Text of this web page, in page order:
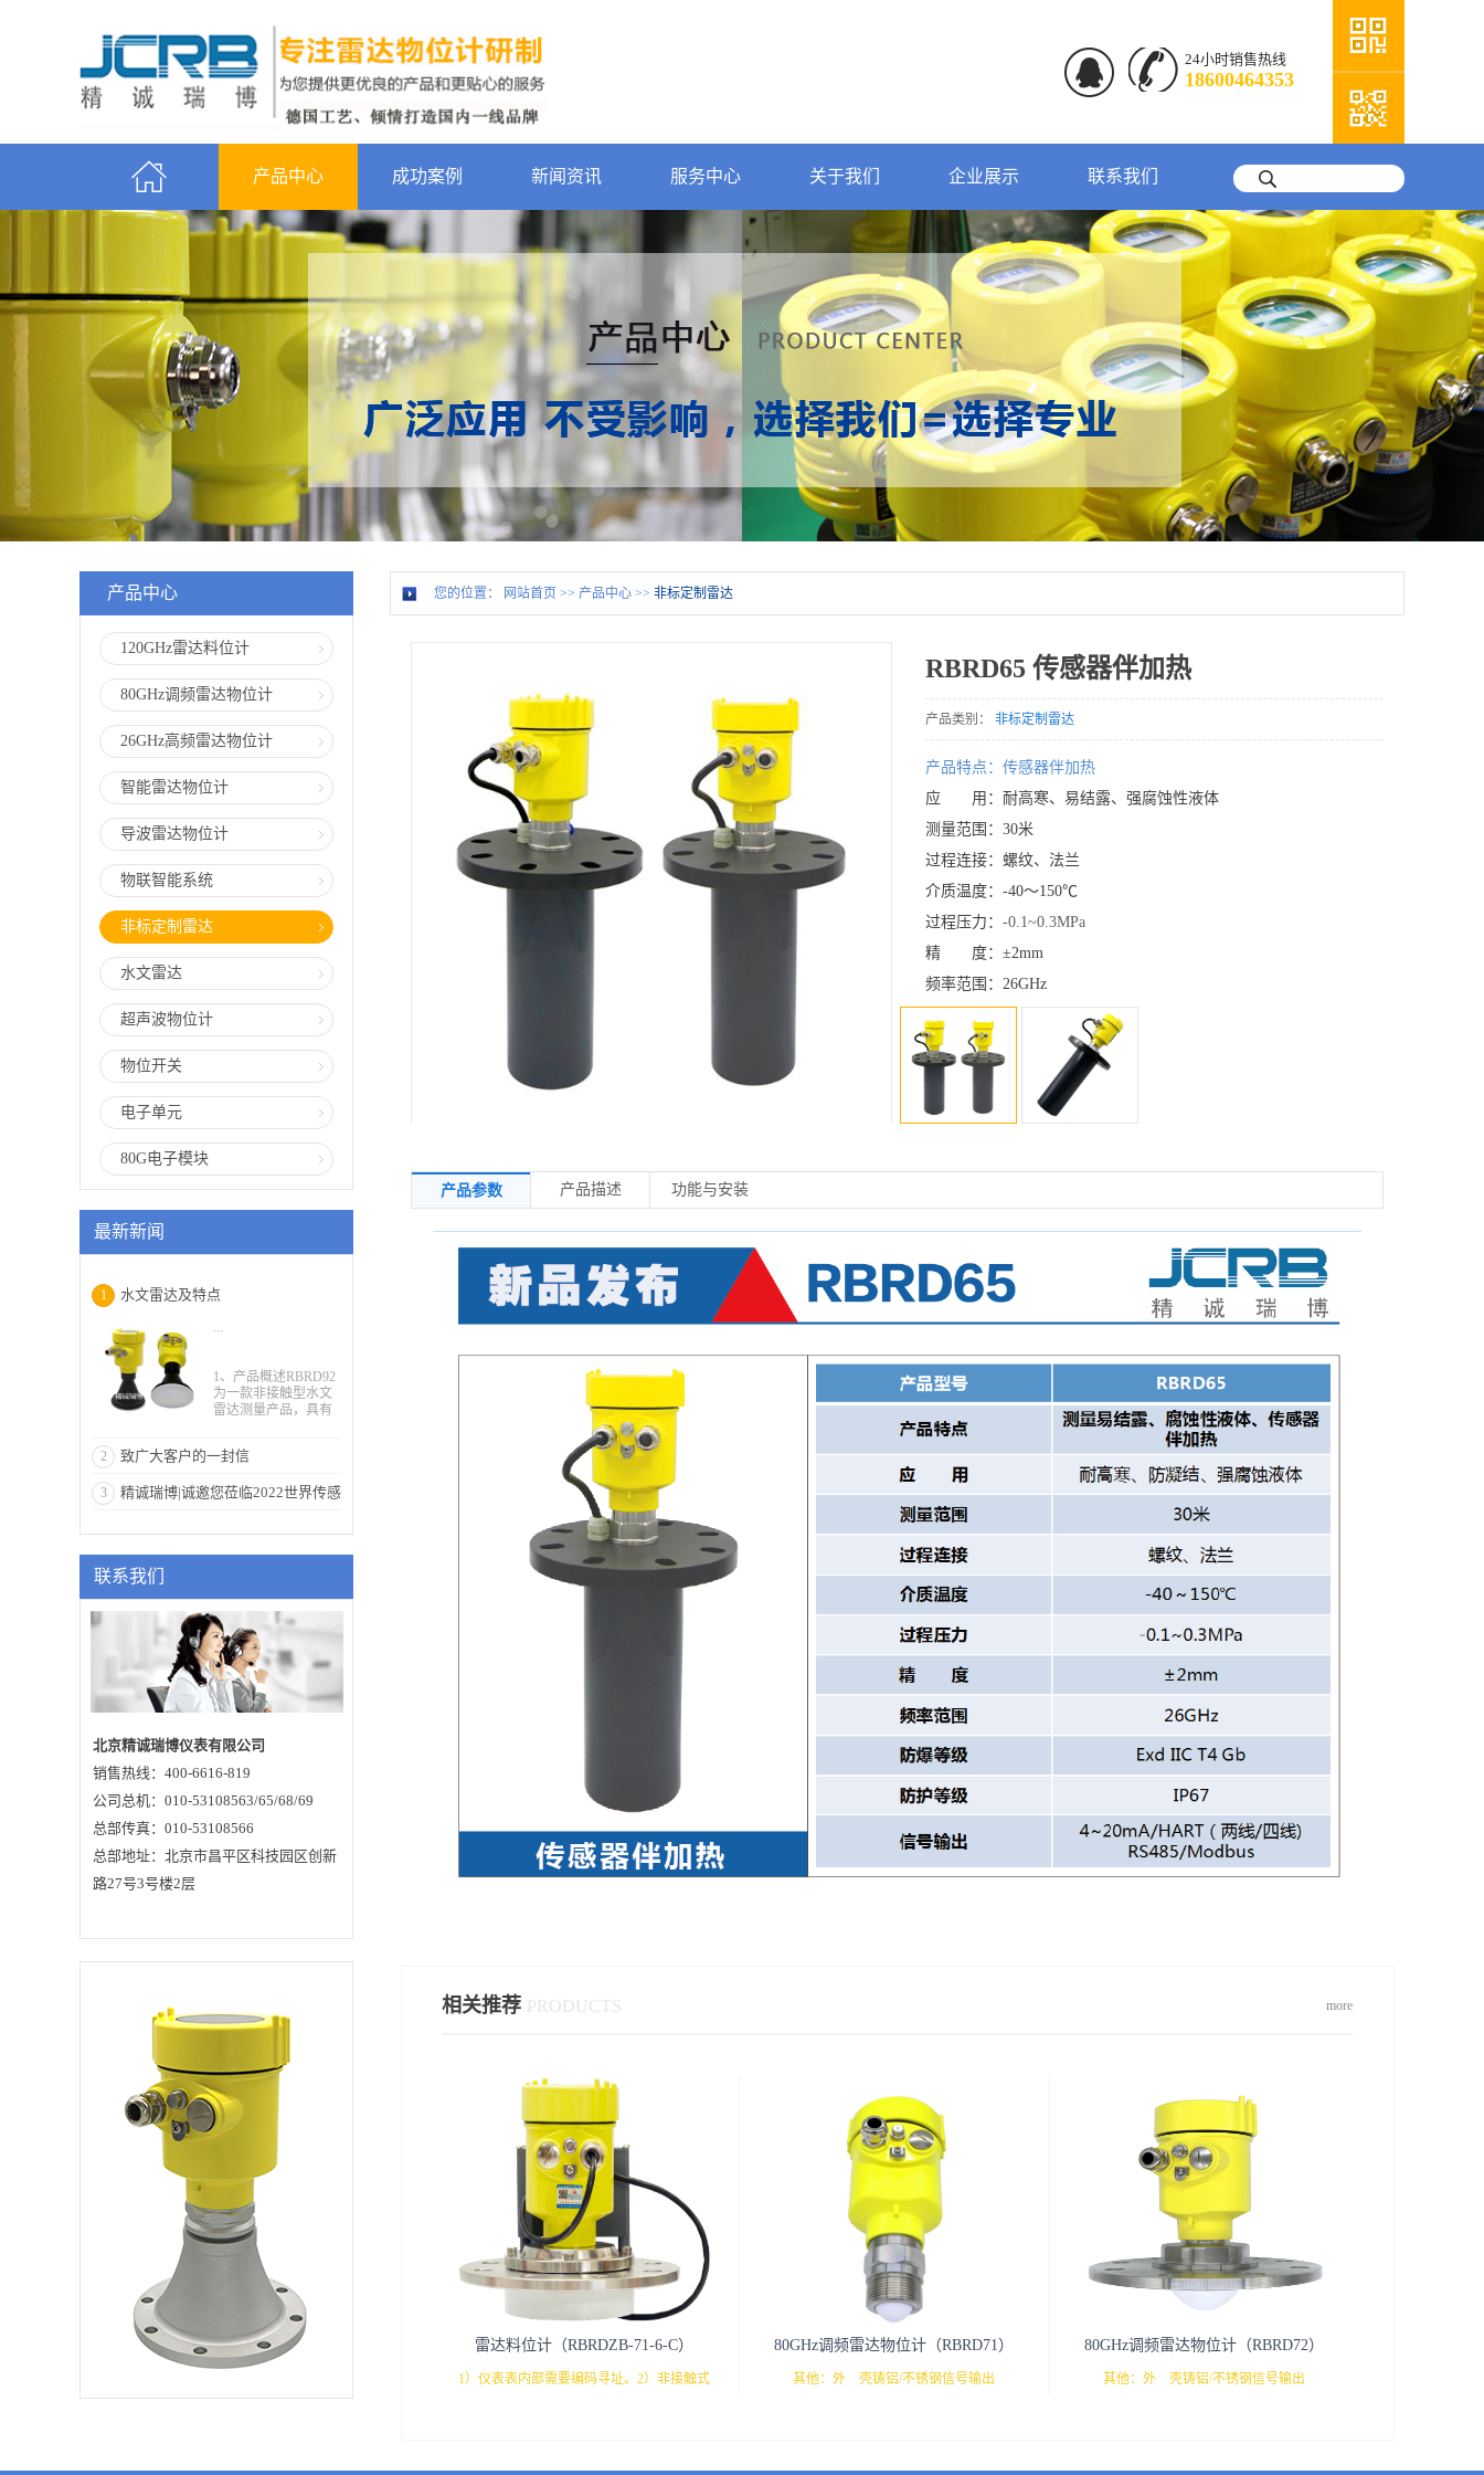
24小时销售热线
18600464353
产品中心 成功案例 新闻资讯 服务中心 关于我们 企业展示 联系我们
产品中心
120GHz雷达料位计
80GHz调频雷达物位计
26GHz高频雷达物位计
智能雷达物位计
导波雷达物位计
物联智能系统
非标定制雷达
水文雷达
超声波物位计
物位开关
电子单元
80G电子模块
最新新闻
1 水文雷达及特点
...
1、产品概述RBRD92
为一款非接触型水文
雷达测量产品，具有
配RS485/Modbus协
值守且运行稳定可
位数据实时GPRS电话
应力，破除野外生态
干扰，真正实现现场
零维护，工业设计理
念，将产品本身融入
自然环境。2、特点波
束角小，能量集中，
具有更强抗干扰能
精度和可靠性天线尺
防尘罩等天线防护装
70米，覆盖大型水库
等水位测量采用脉冲
计发射功率极低，对
水文测量，破除野外
念，将产品本身融入
约2KG，便于安装多
种输出电路接口与采
集系统配合防护等级
更高3、公司信息北京
精诚瑞博仪表有限公
司专业生产各种物位
仪表价格合理 质量过
硬 服务一流咨询电
2 致广大客户的一封信
3 精诚瑞博|诚邀您莅临2022世界传感
联系我们
北京精诚瑞博仪表有限公司
销售热线：400-6616-819
公司总机：010-53108563/65/68/69
总部传真：010-53108566
总部地址：北京市昌平区科技园区创新
路27号3号楼2层
您的位置： 网站首页 >> 产品中心 >> 非标定制雷达
RBRD65 传感器伴加热
产品特点：传感器伴加热
应 用：耐高寒、易结露、强腐蚀性液体
测量范围：30米
过程连接：螺纹、法兰
介质温度：-40～150℃
过程压力： -0.1~0.3MPa
精 度：±2mm
频率范围：26GHz
防爆等级：Exd IIC T4 Gb
防护等级：IP67
信号输出：4~20mA/HART（两线/四线） RS485/Modbus
产品类别： 非标定制雷达
产品参数 产品描述 功能与安装
相关推荐 PRODUCTS more
雷达料位计（RBRDZB-71-6-C）
1）仪表表内部需要编码寻址。2）非接触式
80GHz调频雷达物位计（RBRD71）
其他：外 壳铸铝/不锈钢信号输出
80GHz调频雷达物位计（RBRD72）
其他：外 壳铸铝/不锈钢信号输出